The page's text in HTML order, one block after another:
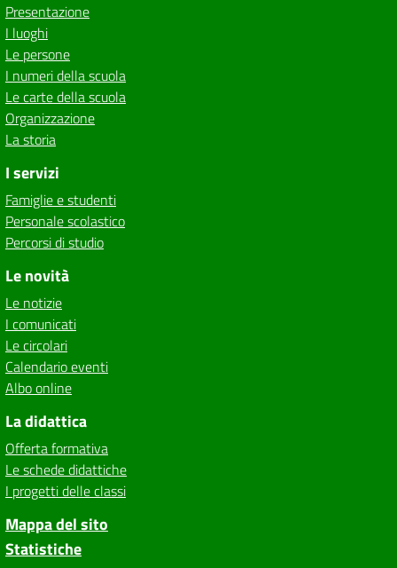
Presentazione
I luoghi
Le persone
I numeri della scuola
Le carte della scuola
Organizzazione
La storia
I servizi
Famiglie e studenti
Personale scolastico
Percorsi di studio
Le novità
Le notizie
I comunicati
Le circolari
Calendario eventi
Albo online
La didattica
Offerta formativa
Le schede didattiche
I progetti delle classi
Mappa del sito
Statistiche